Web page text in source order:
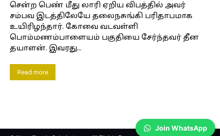
சென்ற பெண் மீது லாரி ஏறிய விபத்தில் அவர்
சம்பவ இடத்திலேயே தலைநசுங்கி பரிதாபமாக
உயிரிழந்தார். கோவை வடவள்ளி
பொம்மணம்பாளையம் பகுதியை சேர்ந்தவர் தீன
தயாளன். இவரது...
Read more
Join WhatsApp